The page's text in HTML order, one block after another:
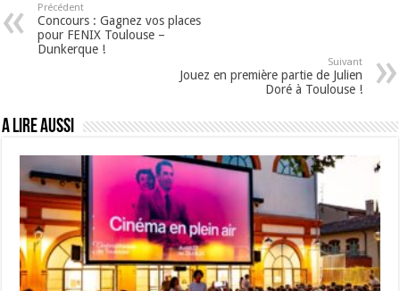
Précédent
Concours : Gagnez vos places
pour FENIX Toulouse –
Dunkerque !
Suivant
Jouez en première partie de Julien
Doré à Toulouse !
A lire aussi